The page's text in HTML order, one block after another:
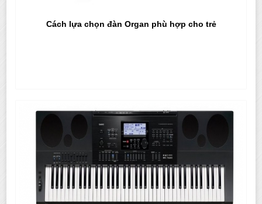
Cách lựa chọn đàn Organ phù hợp cho trẻ